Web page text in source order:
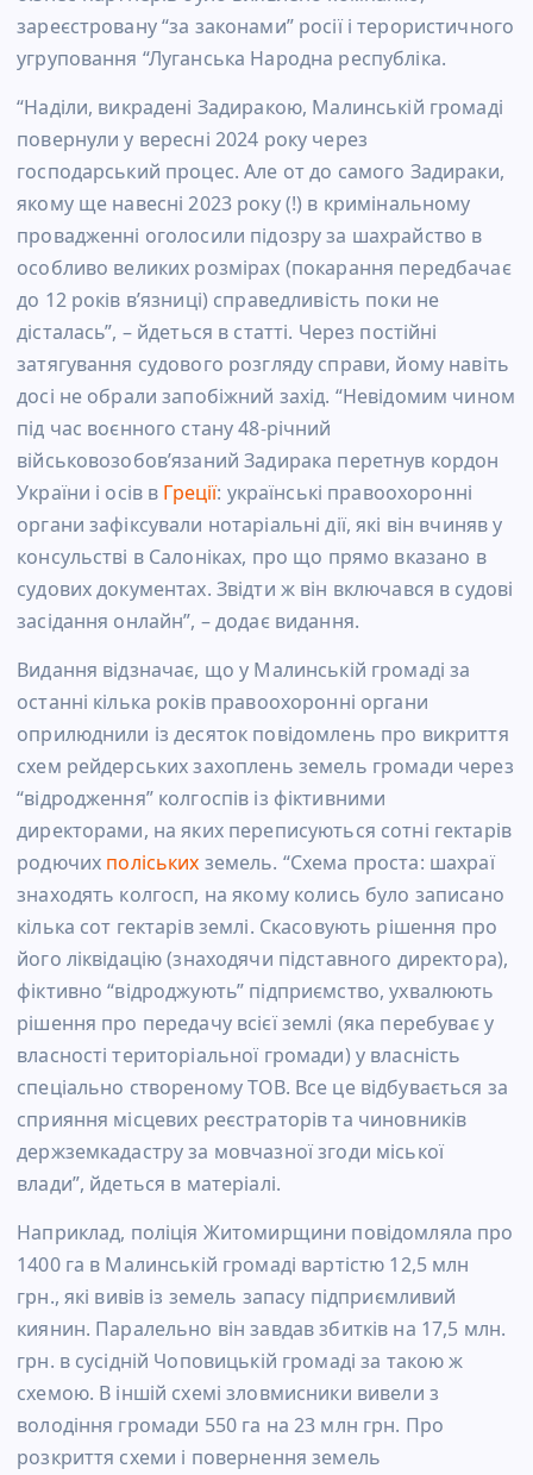
зареєстровану “за законами” росії і терористичного
угруповання “Луганська Народна республіка.
“Наділи, викрадені Задиракою, Малинській громаді
повернули у вересні 2024 року через
господарський процес. Але от до самого Задираки,
якому ще навесні 2023 року (!) в кримінальному
провадженні оголосили підозру за шахрайство в
особливо великих розмірах (покарання передбачає
до 12 років вʼязниці) справедливість поки не
дісталась”, – йдеться в статті. Через постійні
затягування судового розгляду справи, йому навіть
досі не обрали запобіжний захід. “Невідомим чином
під час воєнного стану 48-річний
військовозобовʼязаний Задирака перетнув кордон
України і осів в Греції: українські правоохоронні
органи зафіксували нотаріальні дії, які він вчиняв у
консульстві в Салоніках, про що прямо вказано в
судових документах. Звідти ж він включався в судові
засідання онлайн”, – додає видання.
Видання відзначає, що у Малинській громаді за
останні кілька років правоохоронні органи
оприлюднили із десяток повідомлень про викриття
схем рейдерських захоплень земель громади через
“відродження” колгоспів із фіктивними
директорами, на яких переписуються сотні гектарів
родючих поліських земель. “Схема проста: шахраї
знаходять колгосп, на якому колись було записано
кілька сот гектарів землі. Скасовують рішення про
його ліквідацію (знаходячи підставного директора),
фіктивно “відроджують” підприємство, ухвалюють
рішення про передачу всієї землі (яка перебуває у
власності територіальної громади) у власність
спеціально створеному ТОВ. Все це відбувається за
сприяння місцевих реєстраторів та чиновників
держземкадастру за мовчазної згоди міської
влади”, йдеться в матеріалі.
Наприклад, поліція Житомирщини повідомляла про
1400 га в Малинській громаді вартістю 12,5 млн
грн., які вивів із земель запасу підприємливий
киянин. Паралельно він завдав збитків на 17,5 млн.
грн. в сусідній Чоповицькій громаді за такою ж
схемою. В іншій схемі зловмисники вивели з
володіння громади 550 га на 23 млн грн. Про
розкриття схеми і повернення земель